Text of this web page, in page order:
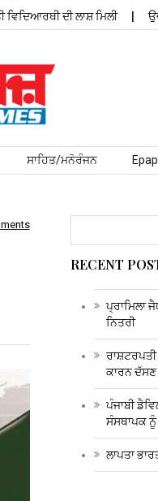
ਦੀ ਲਾਸ਼ ਮਿਲੀ ਉਚੇਰੀ
ਸਾਹਿਤ/ਮਨੋਰੰਜਨ
RECENT
ਪ੍ਰਾਮਿਲਾ
ਨਿਤਰੀ
ਕਾਰਨ ਦੱਸਣ
ਪੰਜਾਬੀ
ਸੰਸਥਾਪਕ ਨੂੰ
ਲਾਪਤਾ